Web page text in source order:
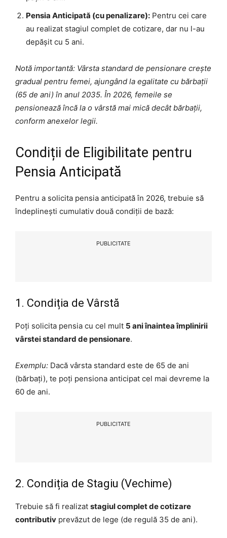
Pensia Anticipată (cu penalizare): Pentru cei care
au realizat stagiul complet de cotizare, dar nu l-au
depășit cu 5 ani.
Notă importantă: Vârsta standard de pensionare crește
gradual pentru femei, ajungând la egalitate cu bărbații
(65 de ani) în anul 2035. În 2026, femeile se
pensionează încă la o vârstă mai mică decât bărbații,
conform anexelor legii.
Condiții de Eligibilitate pentru
Pensia Anticipată
Pentru a solicita pensia anticipată în 2026, trebuie să
îndeplinești cumulativ două condiții de bază:
PUBLICITATE
1. Condiția de Vârstă
Poți solicita pensia cu cel mult 5 ani înaintea împlinirii
vârstei standard de pensionare.
Exemplu: Dacă vârsta standard este de 65 de ani
(bărbați), te poți pensiona anticipat cel mai devreme la
60 de ani.
PUBLICITATE
2. Condiția de Stagiu (Vechime)
Trebuie să fi realizat stagiul complet de cotizare
contributiv prevăzut de lege (de regulă 35 de ani).